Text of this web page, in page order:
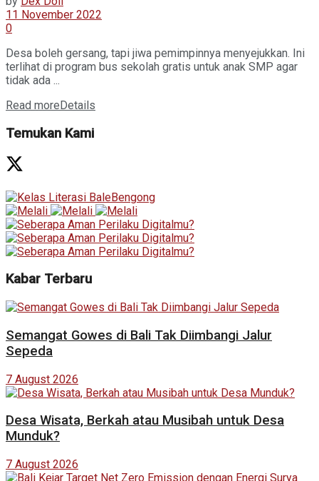
11 November 2022
0
Desa boleh gersang, tapi jiwa pemimpinnya menyejukkan. Ini
terlihat di program bus sekolah gratis untuk anak SMP agar
tidak ada ...
Read more Details
Temukan Kami
Kabar Terbaru
Semangat Gowes di Bali Tak Diimbangi Jalur
Sepeda
7 August 2026
Desa Wisata, Berkah atau Musibah untuk Desa
Munduk?
7 August 2026